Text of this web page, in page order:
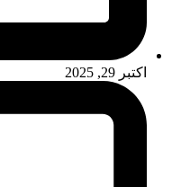
اکتبر 29, 2025